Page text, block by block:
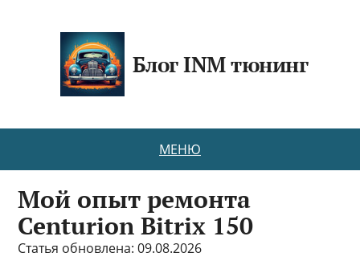
Блог INM тюнинг
МЕНЮ
Мой опыт ремонта
Centurion Bitrix 150
Статья обновлена: 09.08.2026